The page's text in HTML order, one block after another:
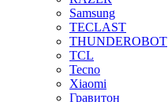
Samsung
TECLAST
THUNDEROBOT
TCL
Tecno
Xiaomi
Гравитон